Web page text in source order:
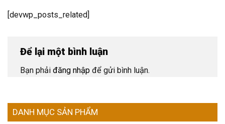
[devwp_posts_related]
Để lại một bình luận
Bạn phải đăng nhập để gửi bình luận.
DANH MỤC SẢN PHẨM